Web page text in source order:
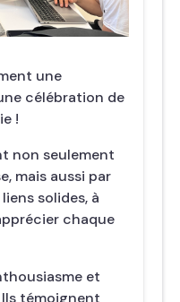
une
célébration de
!
non seulement
mais aussi par
solides, à
chaque
et